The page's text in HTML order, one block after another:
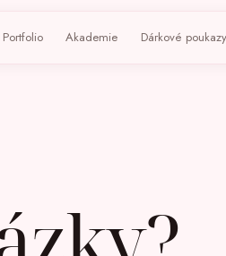
Portfolio Akademie Dárkové poukazy